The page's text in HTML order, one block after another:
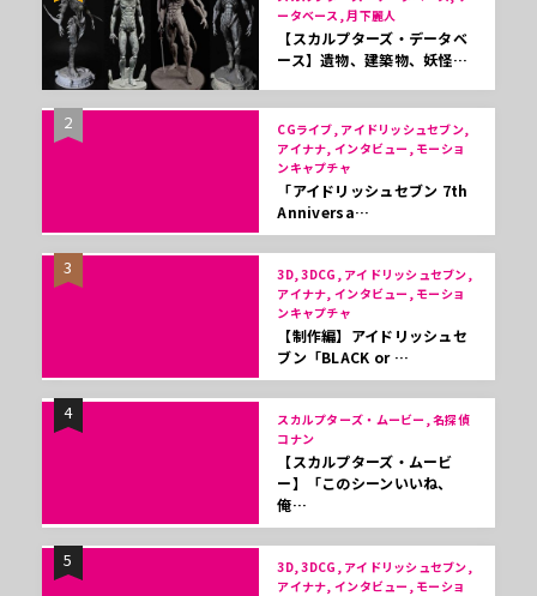
ータベース, 月下麗人
【スカルプターズ・データベ
ース】遺物、建築物、妖怪…
2
CGライブ, アイドリッシュセブン,
アイナナ, インタビュー, モーショ
ンキャプチャ
「アイドリッシュセブン 7th
Anniversa…
3
3D, 3DCG, アイドリッシュセブン,
アイナナ, インタビュー, モーショ
ンキャプチャ
【制作編】アイドリッシュセ
ブン「BLACK or …
4
スカルプターズ・ムービー, 名探偵
コナン
【スカルプターズ・ムービ
ー】「このシーンいいね、
俺…
5
3D, 3DCG, アイドリッシュセブン,
アイナナ, インタビュー, モーショ